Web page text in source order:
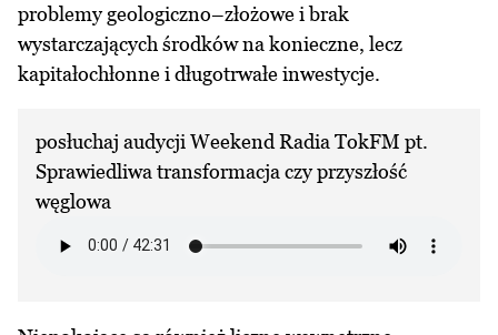
problemy geologiczno–złożowe i brak
wystarczających środków na konieczne, lecz
kapitałochłonne i długotrwałe inwestycje.
posłuchaj audycji Weekend Radia TokFM pt.
Sprawiedliwa transformacja czy przyszłość
węglowa